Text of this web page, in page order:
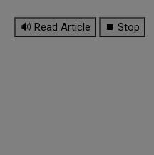
🔊 Read Article ⏹ Stop